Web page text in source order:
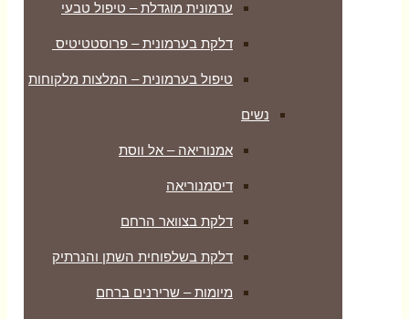
ערמונית מוגדלת – טיפול טבעי
דלקת בערמונית – פרוסטטיטיס
טיפול בערמונית – המלצות מלקוחות
נשים
אמנוריאה – אל ווסת
דיסמנוריאה
דלקת בצוואר הרחם
דלקת בשלפוחית השתן והנרתיק
מיומות – שרירנים ברחם